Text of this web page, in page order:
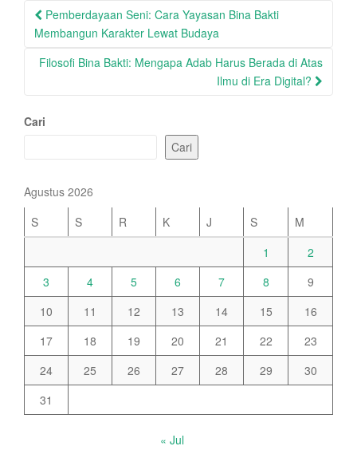
Post
navigation
Pemberdayaan Seni: Cara Yayasan Bina Bakti
Membangun Karakter Lewat Budaya
Filosofi Bina Bakti: Mengapa Adab Harus Berada di Atas
Ilmu di Era Digital?
Cari
Cari
Agustus 2026
S
S R K J S
M
1
2
3
4 5 6 7 8
9
10
11 12 13 14 15
16
17
18 19 20 21 22
23
24
25 26 27 28 29
30
31
« Jul